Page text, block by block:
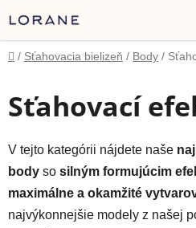
na
obsah
Domov
/ Sťahovacia bielizeň / Body /
Sťahovací
V tejto kategórii nájdete naše
body so silným formujúcim
maximálne a okamžité
najvýkonnejšie modely z našej